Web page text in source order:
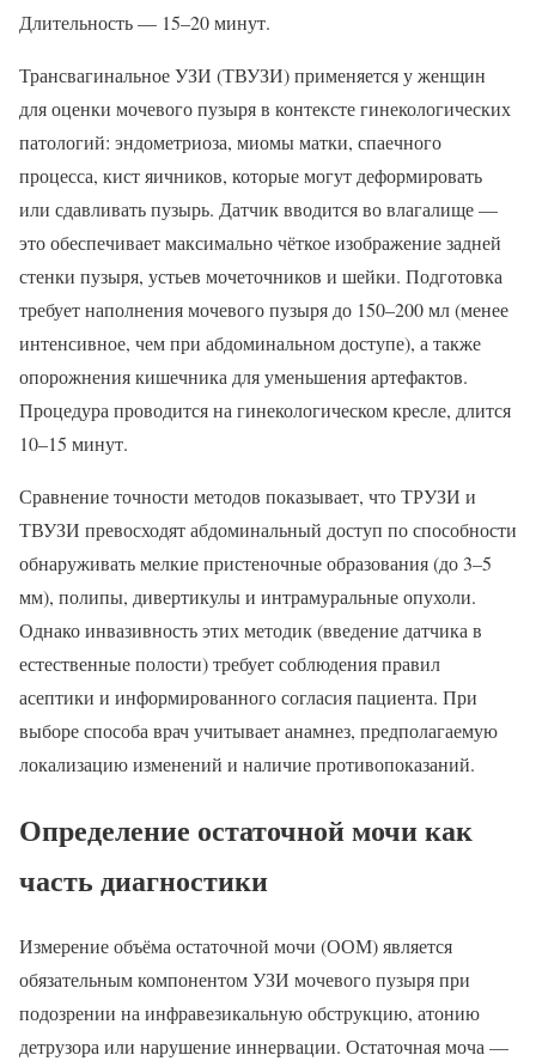
Длительность — 15–20 минут.
Трансвагинальное УЗИ (ТВУЗИ) применяется у женщин
для оценки мочевого пузыря в контексте гинекологических
патологий: эндометриоза, миомы матки, спаечного
процесса, кист яичников, которые могут деформировать
или сдавливать пузырь. Датчик вводится во влагалище —
это обеспечивает максимально чёткое изображение задней
стенки пузыря, устьев мочеточников и шейки. Подготовка
требует наполнения мочевого пузыря до 150–200 мл (менее
интенсивное, чем при абдоминальном доступе), а также
опорожнения кишечника для уменьшения артефактов.
Процедура проводится на гинекологическом кресле, длится
10–15 минут.
Сравнение точности методов показывает, что ТРУЗИ и
ТВУЗИ превосходят абдоминальный доступ по способности
обнаруживать мелкие пристеночные образования (до 3–5
мм), полипы, дивертикулы и интрамуральные опухоли.
Однако инвазивность этих методик (введение датчика в
естественные полости) требует соблюдения правил
асептики и информированного согласия пациента. При
выборе способа врач учитывает анамнез, предполагаемую
локализацию изменений и наличие противопоказаний.
Определение остаточной мочи как
часть диагностики
Измерение объёма остаточной мочи (ООМ) является
обязательным компонентом УЗИ мочевого пузыря при
подозрении на инфравезикальную обструкцию, атонию
детрузора или нарушение иннервации. Остаточная моча —